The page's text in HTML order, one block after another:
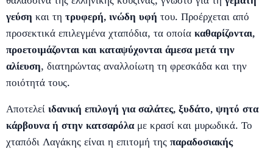
γεύση και τη τρυφερή, ινώδη υφή του. Προέρχεται από
προσεκτικά επιλεγμένα χταπόδια, τα οποία καθαρίζονται,
προετοιμάζονται και καταψύχονται άμεσα μετά την
αλίευση, διατηρώντας αναλλοίωτη τη φρεσκάδα και την
ποιότητά τους.
Αποτελεί ιδανική επιλογή για σαλάτες, ξυδάτο, ψητό στα
κάρβουνα ή στην κατσαρόλαμε κρασί και μυρωδικά. Το
χταπόδι Λαγάκης είναι η επιτομή της παραδοσιακής